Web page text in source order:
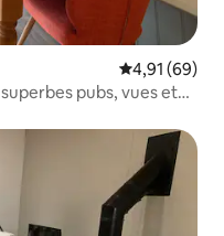
Note
4,91 (69)
pubs, vues et
plus aimés